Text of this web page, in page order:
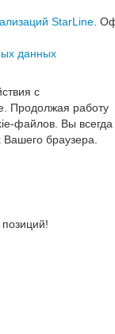
StarLine.
данных
с
Продолжая работу
файлов. Вы всегда
браузера.